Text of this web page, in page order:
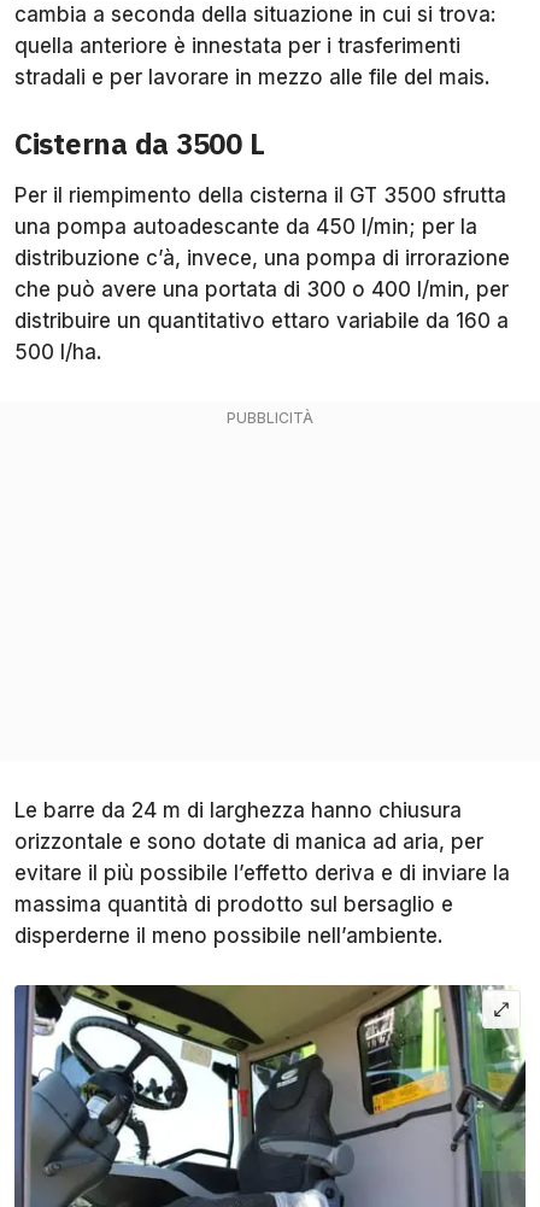
cambia a seconda della situazione in cui si trova:
quella anteriore è innestata per i trasferimenti
stradali e per lavorare in mezzo alle file del mais.
Cisterna da 3500 L
Per il riempimento della cisterna il GT 3500 sfrutta
una pompa autoadescante da 450 l/min; per la
distribuzione c’à, invece, una pompa di irrorazione
che può avere una portata di 300 o 400 l/min, per
distribuire un quantitativo ettaro variabile da 160 a
500 l/ha.
Le barre da 24 m di larghezza hanno chiusura
orizzontale e sono dotate di manica ad aria, per
evitare il più possibile l’effetto deriva e di inviare la
massima quantità di prodotto sul bersaglio e
disperderne il meno possibile nell’ambiente.